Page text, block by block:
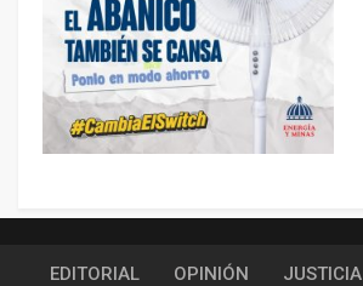
EDITORIAL OPINIÓN JUSTICIA